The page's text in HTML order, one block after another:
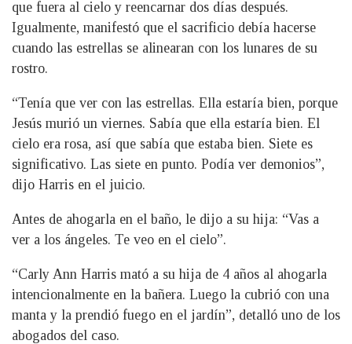
que fuera al cielo y reencarnar dos días después.
Igualmente, manifestó que el sacrificio debía hacerse
cuando las estrellas se alinearan con los lunares de su
rostro.
“Tenía que ver con las estrellas. Ella estaría bien, porque
Jesús murió un viernes. Sabía que ella estaría bien. El
cielo era rosa, así que sabía que estaba bien. Siete es
significativo. Las siete en punto. Podía ver demonios”,
dijo Harris en el juicio.
Antes de ahogarla en el baño, le dijo a su hija: “Vas a
ver a los ángeles. Te veo en el cielo”.
“Carly Ann Harris mató a su hija de 4 años al ahogarla
intencionalmente en la bañera. Luego la cubrió con una
manta y la prendió fuego en el jardín”, detalló uno de los
abogados del caso.